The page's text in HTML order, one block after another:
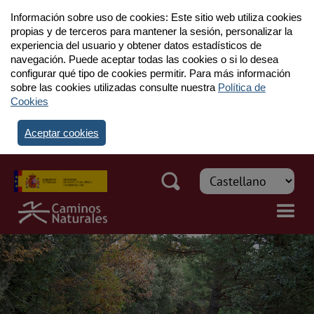
Información sobre uso de cookies: Este sitio web utiliza cookies
propias y de terceros para mantener la sesión, personalizar la
experiencia del usuario y obtener datos estadísticos de
navegación. Puede aceptar todas las cookies o si lo desea
configurar qué tipo de cookies permitir. Para más información
sobre las cookies utilizadas consulte nuestra Política de
Cookies
Aceptar cookies